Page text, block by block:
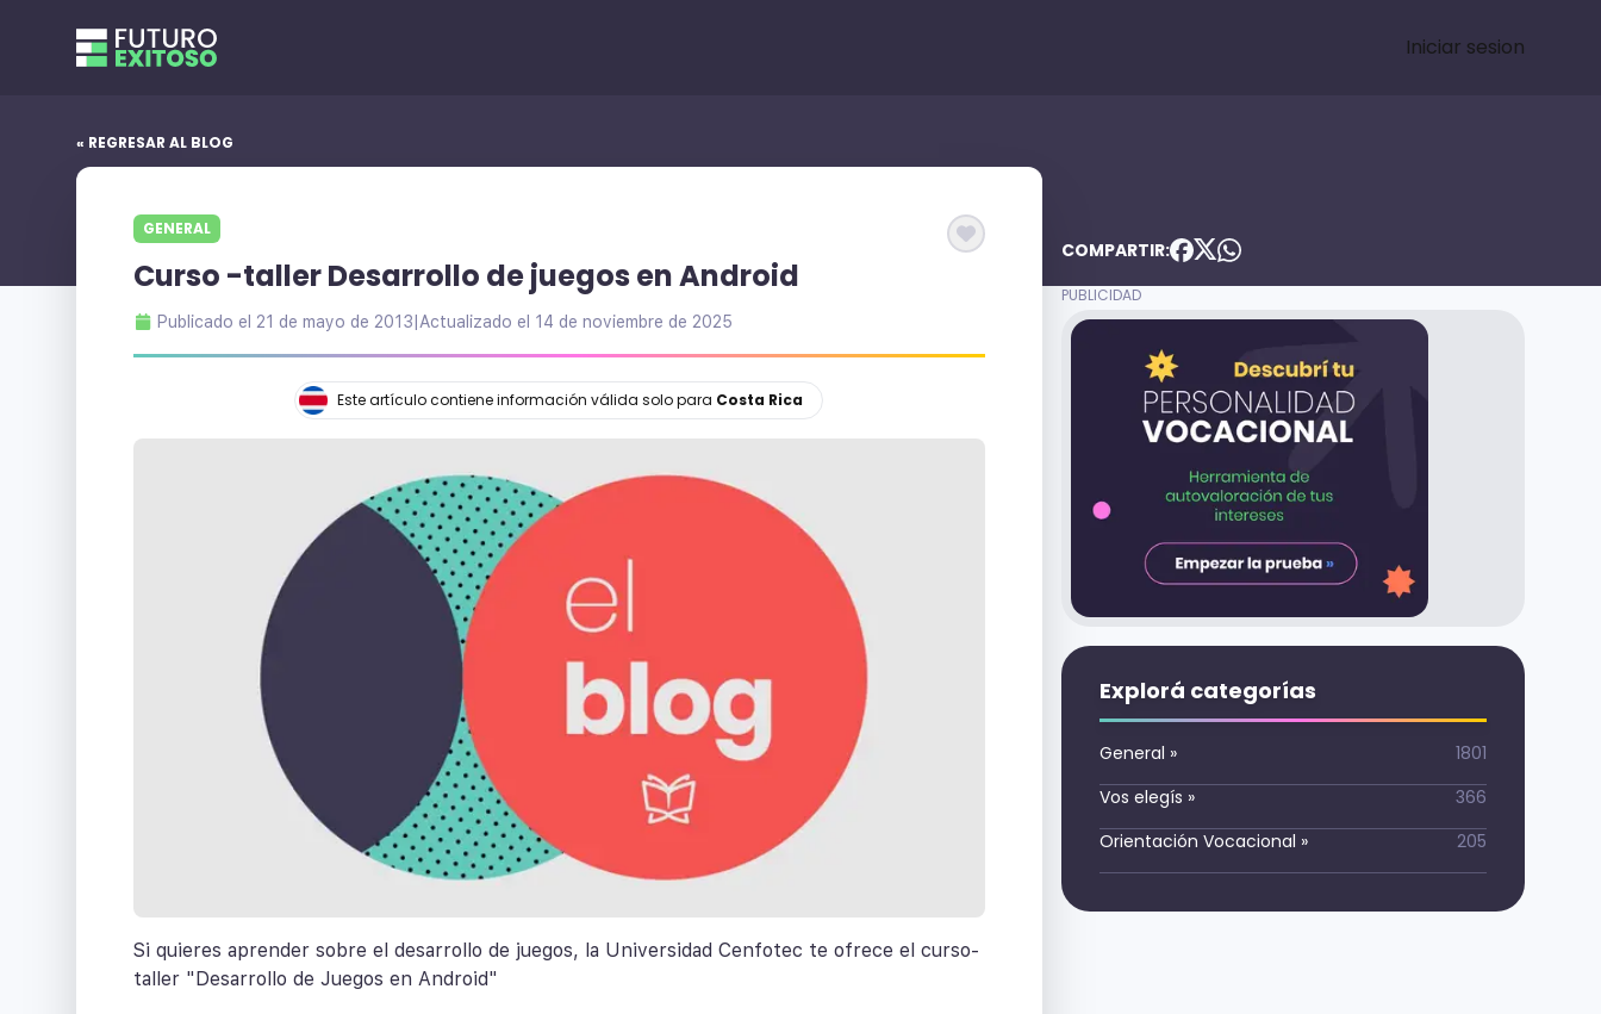
Iniciar sesion
« REGRESAR AL BLOG
GENERAL
Curso -taller Desarrollo de juegos en Android
Publicado el 21 de mayo de 2013 Actualizado el 14 de noviembre de 2025
Este artículo contiene información válida solo para Costa Rica
Si quieres aprender sobre el desarrollo de juegos, la Universidad Cenfotec te ofrece el curso-
taller "Desarrollo de Juegos en Android"
COMPARTIR:
Explorá categorías
General »
1801
Vos elegís »
366
Orientación Vocacional » 205